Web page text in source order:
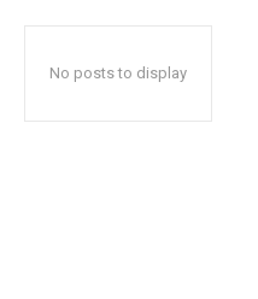
No posts to display